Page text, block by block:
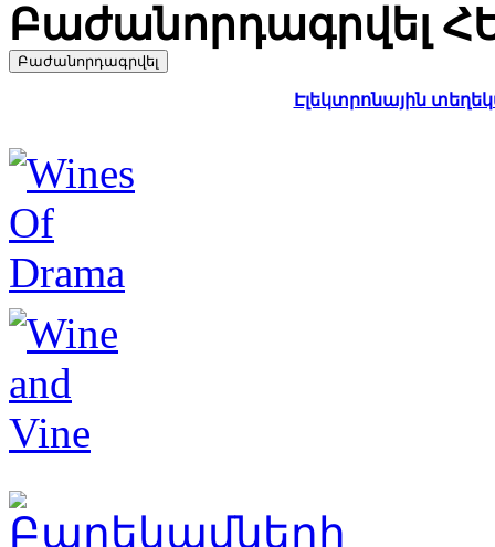
Բաժանորդագրվել
Էլեկտրոնային